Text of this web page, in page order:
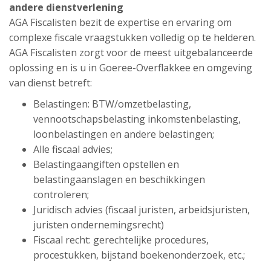
andere dienstverlening
AGA Fiscalisten bezit de expertise en ervaring om
complexe fiscale vraagstukken volledig op te helderen.
AGA Fiscalisten zorgt voor de meest uitgebalanceerde
oplossing en is u in Goeree-Overflakkee en omgeving
van dienst betreft:
Belastingen: BTW/omzetbelasting,
vennootschapsbelasting inkomstenbelasting,
loonbelastingen en andere belastingen;
Alle fiscaal advies;
Belastingaangiften opstellen en
belastingaanslagen en beschikkingen
controleren;
Juridisch advies (fiscaal juristen, arbeidsjuristen,
juristen ondernemingsrecht)
Fiscaal recht: gerechtelijke procedures,
procestukken, bijstand boekenonderzoek, etc.;